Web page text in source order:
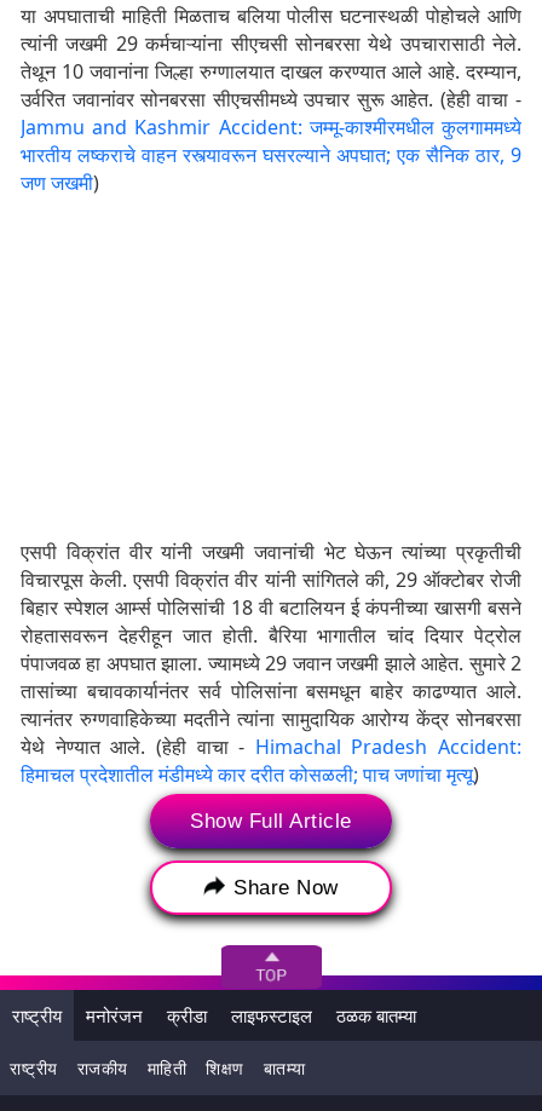
या अपघाताची माहिती मिळताच बलिया पोलीस घटनास्थळी पोहोचले आणि
त्यांनी जखमी 29 कर्मचाऱ्यांना सीएचसी सोनबरसा येथे उपचारासाठी नेले.
तेथून 10 जवानांना जिल्हा रुग्णालयात दाखल करण्यात आले आहे. दरम्यान,
उर्वरित जवानांवर सोनबरसा सीएचसीमध्ये उपचार सुरू आहेत. (हेही वाचा -
Jammu and Kashmir Accident: जम्मू-काश्मीरमधील कुलगाममध्ये
भारतीय लष्कराचे वाहन रस्त्यावरून घसरल्याने अपघात; एक सैनिक ठार, 9
जण जखमी)
एसपी विक्रांत वीर यांनी जखमी जवानांची भेट घेऊन त्यांच्या प्रकृतीची
विचारपूस केली. एसपी विक्रांत वीर यांनी सांगितले की, 29 ऑक्टोबर रोजी
बिहार स्पेशल आर्म्स पोलिसांची 18 वी बटालियन ई कंपनीच्या खासगी बसने
रोहतासवरून देहरीहून जात होती. बैरिया भागातील चांद दियार पेट्रोल
पंपाजवळ हा अपघात झाला. ज्यामध्ये 29 जवान जखमी झाले आहेत. सुमारे 2
तासांच्या बचावकार्यानंतर सर्व पोलिसांना बसमधून बाहेर काढण्यात आले.
त्यानंतर रुग्णवाहिकेच्या मदतीने त्यांना सामुदायिक आरोग्य केंद्र सोनबरसा
येथे नेण्यात आले. (हेही वाचा - Himachal Pradesh Accident:
हिमाचल प्रदेशातील मंडीमध्ये कार दरीत कोसळली; पाच जणांचा मृत्यू)
बिहारमधील बलिया येथे पोलिसांच्या बसला भीषण अपघात, पहा व्हिडिओ -
VIDEO | Visuals from accident site of Bihar Special
Arms Police bus that happened last night in Ballia,
Uttar Pradesh.pic.twitter.com/etF0GChp1R
— Press Trust of India (@PTI_News)October 30, 2024
याठिकाणी डॉक्टरांनी 10 गंभीर जखमी पोलिसांना प्राथमिक उपचार करून
चांगल्या उपचारासाठी जिल्हा रुग्णालयात पाठवले. सध्या सर्व जखमींची
प्रकृती स्थिर असल्याचे सांगण्यात येत आहे. अपघाताचे नेमके कारण अद्याप
समजू शकलेले नाही. पोलीस या संपूर्ण प्रकरणाचा तपास करत आहेत.
Show Full Article
Share Now
राष्ट्रीय मनोरंजन क्रीडा लाइफस्टाइल ठळक बातम्या
राष्ट्रीय राजकीय माहिती शिक्षण बातम्या